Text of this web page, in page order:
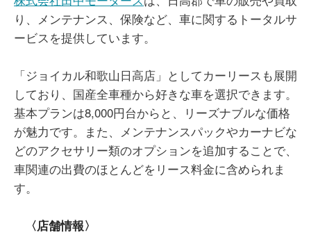
り、メンテナンス、保険など、車に関するトータルサ
ービスを提供しています。
「ジョイカル和歌山日高店」としてカーリースも展開
しており、国産全車種から好きな車を選択できます。
基本プランは8,000円台からと、リーズナブルな価格
が魅力です。また、メンテナンスパックやカーナビな
どのアクセサリー類のオプションを追加することで、
車関連の出費のほとんどをリース料金に含められま
す。
〈店舗情報〉